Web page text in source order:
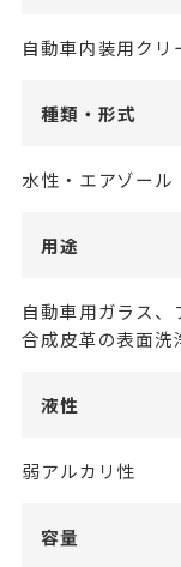
自動車内装用クリ
種類・形式
水性・エアゾール
用途
自動車用ガラス、
合成皮革の表面洗
液性
弱アルカリ性
容量